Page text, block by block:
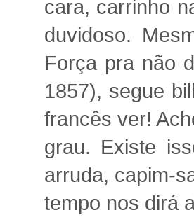
cara, carrinho
duvidoso.
Força pra não
1857), segue
francês ver!
grau. Existe
arruda, capim-
tempo nos dirá